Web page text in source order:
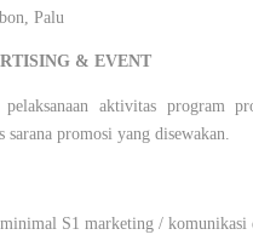
Palu
& EVENT
pelaksanaan aktivitas program
sarana promosi yang disewakan.
S1 marketing / komunikasi